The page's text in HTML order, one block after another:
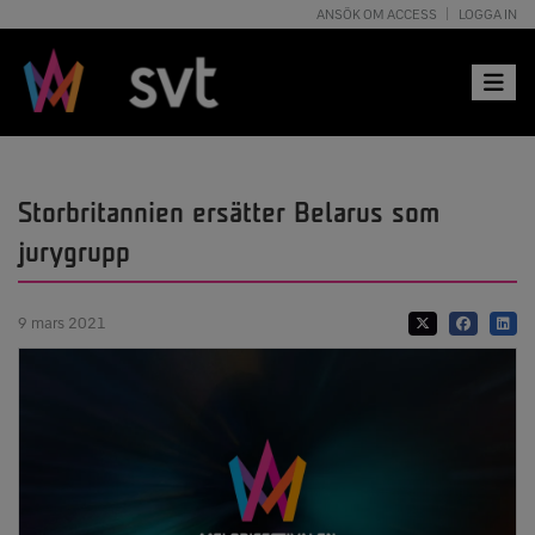
ANSÖK OM ACCESS LOGGA IN
Toggle
Storbritannien ersätter Belarus som
jurygrupp
9 mars 2021